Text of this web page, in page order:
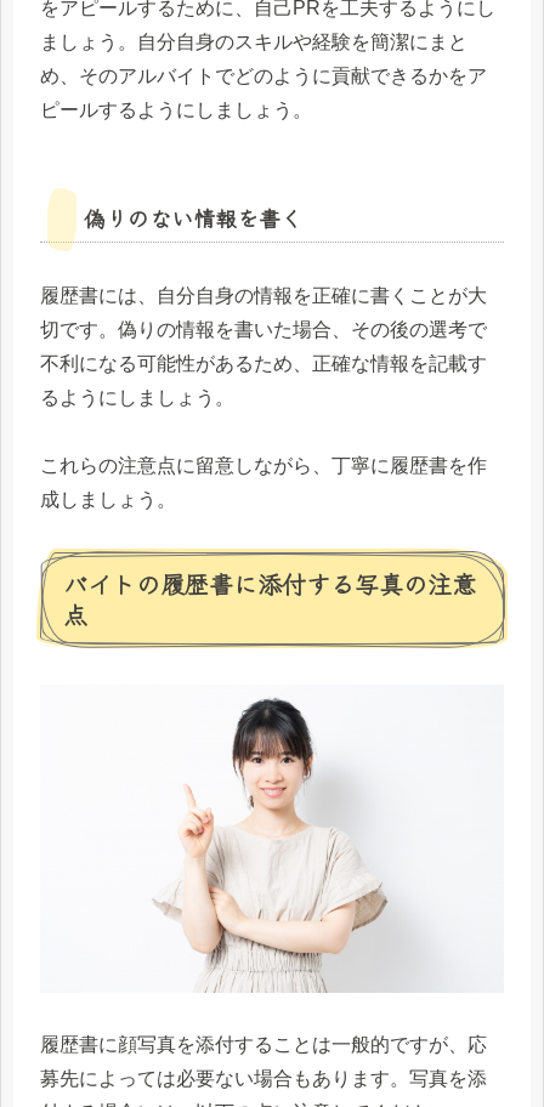
をアピールするために、自己PRを工夫するようにし
ましょう。自分自身のスキルや経験を簡潔にまと
め、そのアルバイトでどのように貢献できるかをア
ピールするようにしましょう。
偽りのない情報を書く
履歴書には、自分自身の情報を正確に書くことが大
切です。偽りの情報を書いた場合、その後の選考で
不利になる可能性があるため、正確な情報を記載す
るようにしましょう。
これらの注意点に留意しながら、丁寧に履歴書を作
成しましょう。
バイトの履歴書に添付する写真の注意
点
履歴書に顔写真を添付することは一般的ですが、応
募先によっては必要ない場合もあります。写真を添